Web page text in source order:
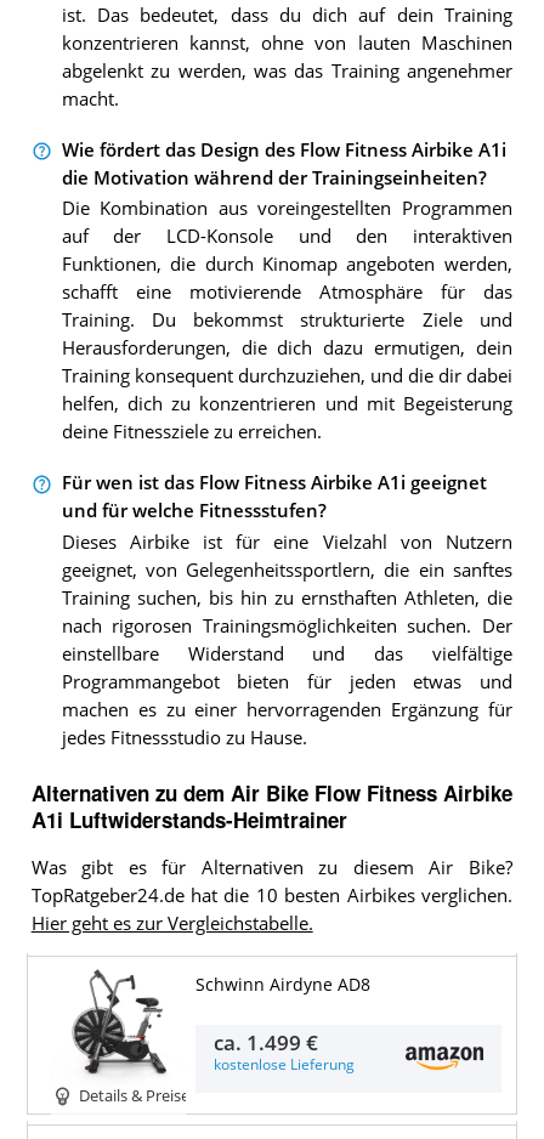
ist. Das bedeutet, dass du dich auf dein Training
konzentrieren kannst, ohne von lauten Maschinen
abgelenkt zu werden, was das Training angenehmer
macht.
Wie fördert das Design des Flow Fitness Airbike A1i
die Motivation während der Trainingseinheiten?
Die Kombination aus voreingestellten Programmen
auf der LCD-Konsole und den interaktiven
Funktionen, die durch Kinomap angeboten werden,
schafft eine motivierende Atmosphäre für das
Training. Du bekommst strukturierte Ziele und
Herausforderungen, die dich dazu ermutigen, dein
Training konsequent durchzuziehen, und die dir dabei
helfen, dich zu konzentrieren und mit Begeisterung
deine Fitnessziele zu erreichen.
Für wen ist das Flow Fitness Airbike A1i geeignet
und für welche Fitnessstufen?
Dieses Airbike ist für eine Vielzahl von Nutzern
geeignet, von Gelegenheitssportlern, die ein sanftes
Training suchen, bis hin zu ernsthaften Athleten, die
nach rigorosen Trainingsmöglichkeiten suchen. Der
einstellbare Widerstand und das vielfältige
Programmangebot bieten für jeden etwas und
machen es zu einer hervorragenden Ergänzung für
jedes Fitnessstudio zu Hause.
Alternativen zu dem Air Bike Flow Fitness Airbike
A1i Luftwiderstands-Heimtrainer
Was gibt es für Alternativen zu diesem Air Bike?
TopRatgeber24.de hat die 10 besten Airbikes verglichen.
Hier geht es zur Vergleichstabelle.
Details & Preise
Schwinn Airdyne AD8
ca. 1.499 €
kostenlose Lieferung